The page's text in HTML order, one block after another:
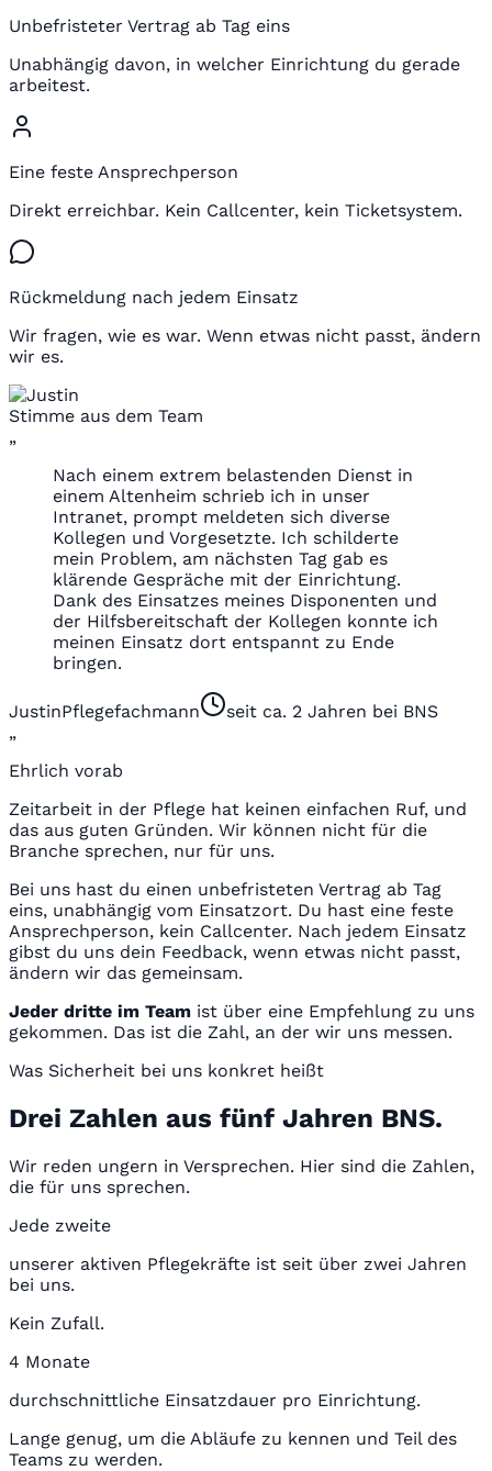
Unbefristeter Vertrag ab Tag eins
Unabhängig davon, in welcher Einrichtung du gerade
arbeitest.
Eine feste Ansprechperson
Direkt erreichbar. Kein Callcenter, kein Ticketsystem.
Rückmeldung nach jedem Einsatz
Wir fragen, wie es war. Wenn etwas nicht passt, ändern
wir es.
Stimme aus dem Team
„
Nach einem extrem belastenden Dienst in
einem Altenheim schrieb ich in unser
Intranet, prompt meldeten sich diverse
Kollegen und Vorgesetzte. Ich schilderte
mein Problem, am nächsten Tag gab es
klärende Gespräche mit der Einrichtung.
Dank des Einsatzes meines Disponenten und
der Hilfsbereitschaft der Kollegen konnte ich
meinen Einsatz dort entspannt zu Ende
bringen.
JustinPflegefachmann
seit ca. 2 Jahren bei BNS
„
Ehrlich vorab
Zeitarbeit in der Pflege hat keinen einfachen Ruf, und
das aus guten Gründen. Wir können nicht für die
Branche sprechen, nur für uns.
Bei uns hast du einen unbefristeten Vertrag ab Tag
eins, unabhängig vom Einsatzort. Du hast eine feste
Ansprechperson, kein Callcenter. Nach jedem Einsatz
gibst du uns dein Feedback, wenn etwas nicht passt,
ändern wir das gemeinsam.
Jeder dritte im Team ist über eine Empfehlung zu uns
gekommen. Das ist die Zahl, an der wir uns messen.
Was Sicherheit bei uns konkret heißt
Drei Zahlen aus fünf Jahren BNS.
Wir reden ungern in Versprechen. Hier sind die Zahlen,
die für uns sprechen.
Jede zweite
unserer aktiven Pflegekräfte ist seit über zwei Jahren
bei uns.
Kein Zufall.
4 Monate
durchschnittliche Einsatzdauer pro Einrichtung.
Lange genug, um die Abläufe zu kennen und Teil des
Teams zu werden.